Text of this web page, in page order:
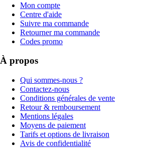
Mon compte
Centre d'aide
Suivre ma commande
Retourner ma commande
Codes promo
À propos
Qui sommes-nous ?
Contactez-nous
Conditions générales de vente
Retour & remboursement
Mentions légales
Moyens de paiement
Tarifs et options de livraison
Avis de confidentialité